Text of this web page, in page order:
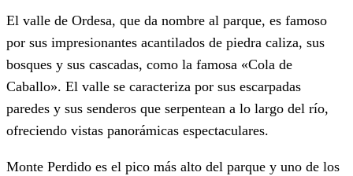
El valle de Ordesa, que da nombre al parque, es famoso
por sus impresionantes acantilados de piedra caliza, sus
bosques y sus cascadas, como la famosa «Cola de
Caballo». El valle se caracteriza por sus escarpadas
paredes y sus senderos que serpentean a lo largo del río,
ofreciendo vistas panorámicas espectaculares.
Monte Perdido es el pico más alto del parque y uno de los